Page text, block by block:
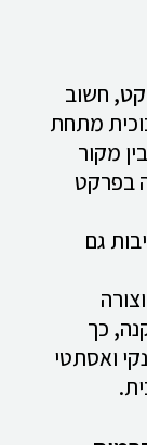
, חשוב
מתחת
מקור
בפרקט
גם
כך
ואסתטי